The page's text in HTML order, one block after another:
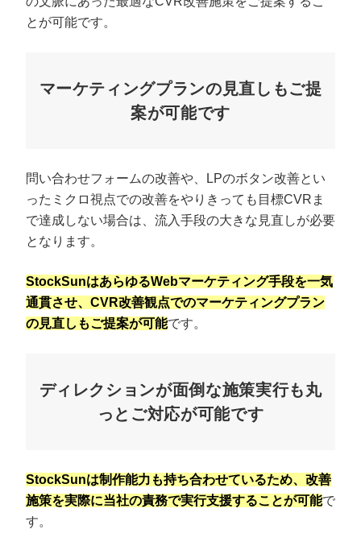
とが可能です。
マーケティングプランの見直しもご提
案が可能です
問い合わせフォームの改善や、LPのボタン改善とい
ったミクロ視点での改善をやりきっても目標CVRま
で達成しない場合は、流入手段の大きな見直しが必要
となります。
StockSunはあらゆるWebマーケティング手段を一気
通貫させ、CVR改善観点でのマーケティングプラン
の見直しもご提案が可能です。
ディレクションが面倒な施策実行も丸
っとご対応が可能です
StockSunは制作能力も持ち合わせているため、改善
施策を実際に当社の責務で実行支援することが可能で
す。